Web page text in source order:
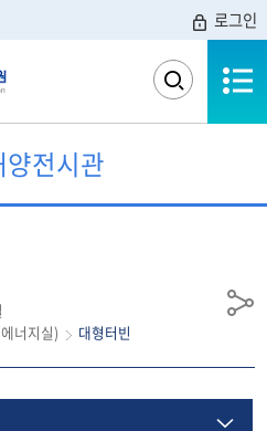
로그인
검
영
전체메뉴
전시관
너지실)
대형터빈
공